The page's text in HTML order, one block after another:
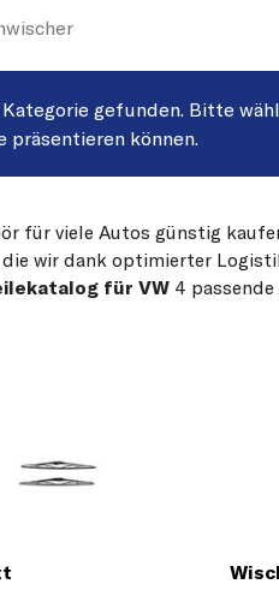
gefunden. Bitte
präsentieren können.
für viele Autos günstig
wir dank optimierter
für VW 4